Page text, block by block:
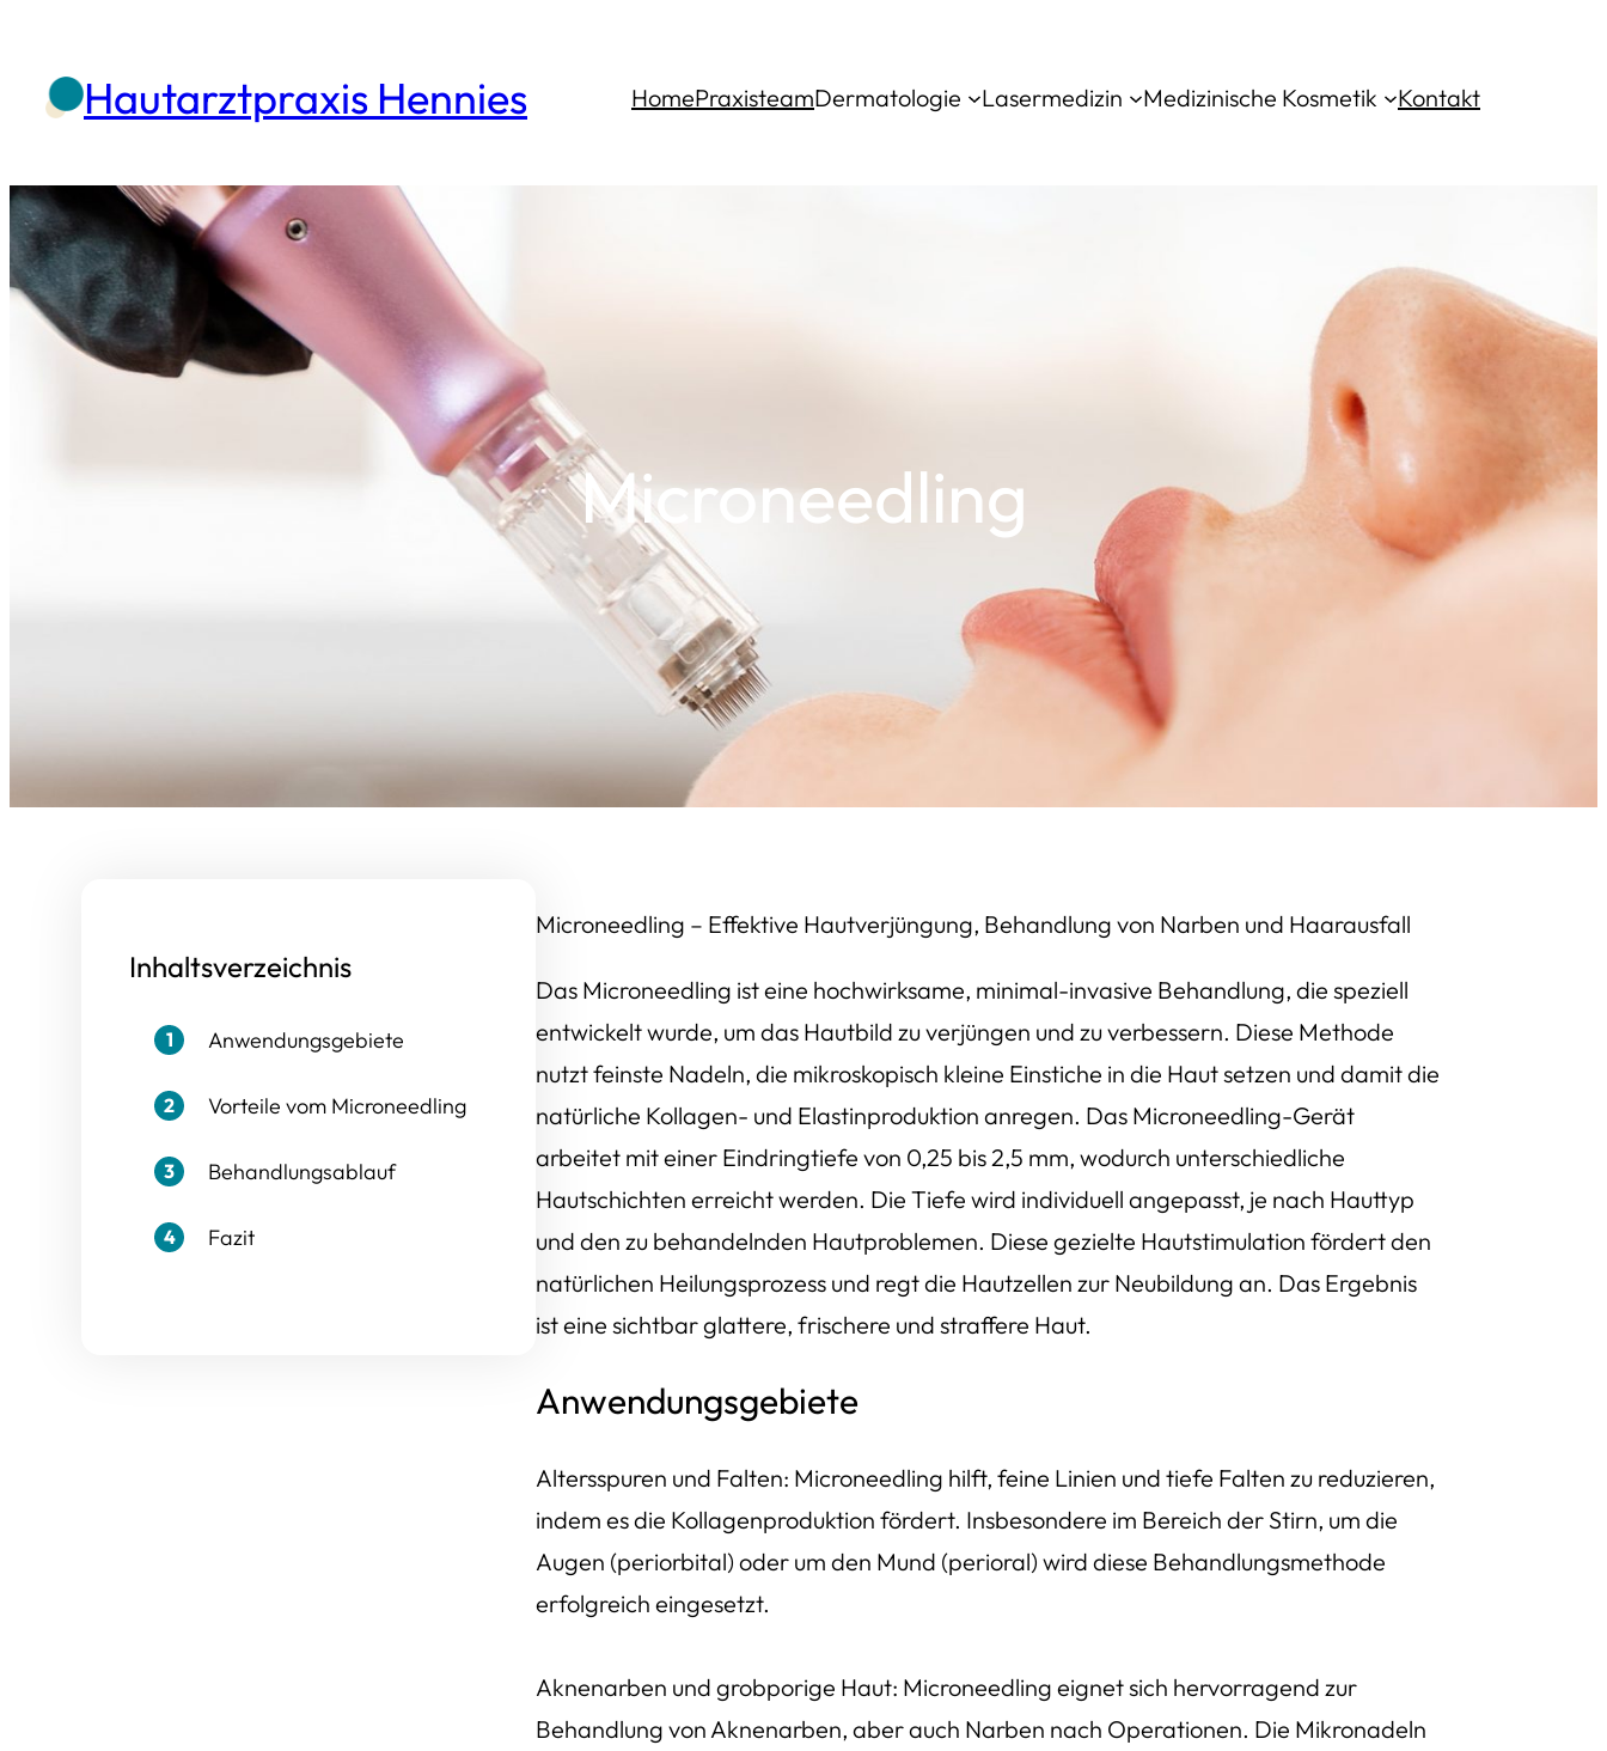
Inhalt
springenHautarztpraxis Hennies HomePraxisteamDermatologie Lasermedizin Medizinische Kosmetik Kontakt
Microneedling
Inhaltsverzeichnis
1 Anwendungsgebiete
2 Vorteile vom Microneedling
3 Behandlungsablauf
4 Fazit
Microneedling – Effektive Hautverjüngung, Behandlung von Narben und Haarausfall
Das Microneedling ist eine hochwirksame, minimal-invasive Behandlung, die speziell
entwickelt wurde, um das Hautbild zu verjüngen und zu verbessern. Diese Methode
nutzt feinste Nadeln, die mikroskopisch kleine Einstiche in die Haut setzen und damit die
natürliche Kollagen- und Elastinproduktion anregen. Das Microneedling-Gerät
arbeitet mit einer Eindringtiefe von 0,25 bis 2,5 mm, wodurch unterschiedliche
Hautschichten erreicht werden. Die Tiefe wird individuell angepasst, je nach Hauttyp
und den zu behandelnden Hautproblemen. Diese gezielte Hautstimulation fördert den
natürlichen Heilungsprozess und regt die Hautzellen zur Neubildung an. Das Ergebnis
ist eine sichtbar glattere, frischere und straffere Haut.
Anwendungsgebiete
Altersspuren und Falten: Microneedling hilft, feine Linien und tiefe Falten zu reduzieren,
indem es die Kollagenproduktion fördert. Insbesondere im Bereich der Stirn, um die
Augen (periorbital) oder um den Mund (perioral) wird diese Behandlungsmethode
erfolgreich eingesetzt.
Aknenarben und grobporige Haut: Microneedling eignet sich hervorragend zur
Behandlung von Aknenarben, aber auch Narben nach Operationen. Die Mikronadeln